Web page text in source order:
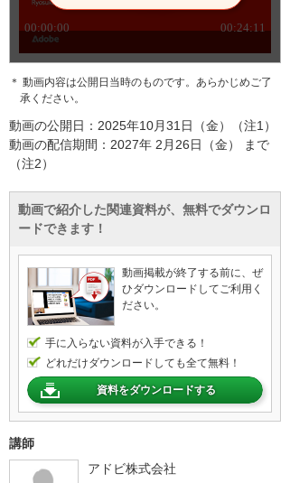
＊ 動画内容は公開日当時のものです。あらかじめご了
承ください。
動画の公開日：2025年10月31日（金）（注1）
動画の配信期間：2027年 2月26日（金） まで
（注2）
動画で紹介した関連資料が、無料でダウンロ
ードできます！
動画掲載が終了する前に、ぜ
ひダウンロードしてご利用く
ださい。
手に入らない資料が入手できる！
どれだけダウンロードしても全て無料！
資料をダウンロードする
講師
アドビ株式会社